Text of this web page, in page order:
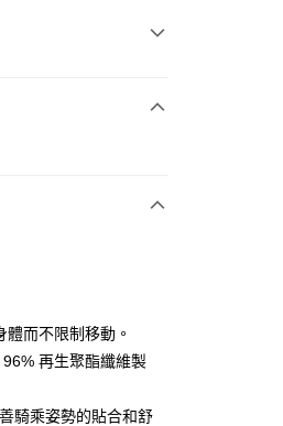
商業銀行
銀行
銀行
商業銀行
商業銀行
銀行
而不限制移動。
再生聚酯纖維製
騎乘姿勢的貼合和舒